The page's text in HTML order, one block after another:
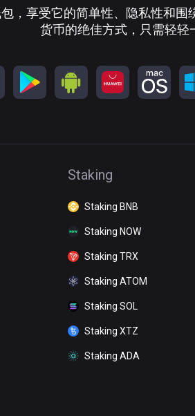
包，享受它的简单性、隐私性和
货币的绝佳方式，只需轻轻
Staking
Staking BNB
Staking NOW
Staking TRX
Staking ATOM
Staking SOL
Staking XTZ
Staking ADA